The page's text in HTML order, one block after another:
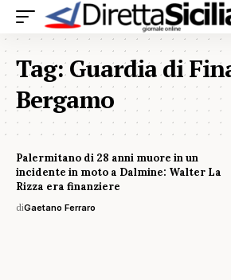
Tag:Guardia di
Bergamo
Palermitano di 28 anni muore in un
incidente in moto a Dalmine: Walter La
Rizza era finanziere
diGaetano Ferraro